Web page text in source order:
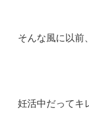
そんな風に以前
妊活中だってキ